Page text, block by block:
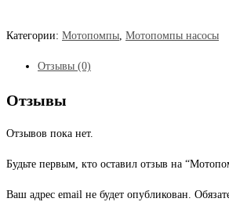
Категории: Мотопомпы Мотопомпы насосы
Отзывы (0)
Отзывы
Отзывов пока нет.
Будьте первым, кто оставил отзыв на
Ваш адрес email не будет опубликован.